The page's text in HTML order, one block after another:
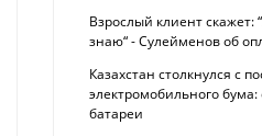
Взрослый клиент
знаю“ - Сулейменов об
Казахстан столкнулся с
электромобильного бума:
батареи